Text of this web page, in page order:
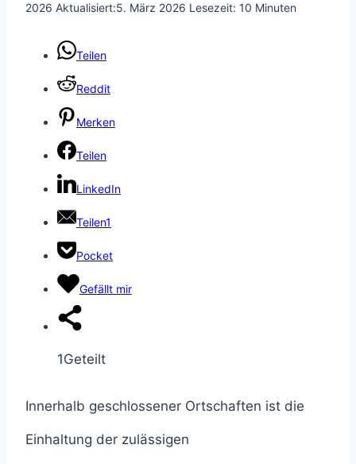
2026 Aktualisiert:5. März 2026 Lesezeit: 10 Minuten
Teilen
Reddit
Merken
Teilen
LinkedIn
Teilen1
Pocket
Gefällt mir
1Geteilt
Innerhalb geschlossener Ortschaften ist die
Einhaltung der zulässigen